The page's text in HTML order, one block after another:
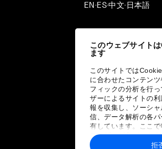
このウェブサイト
ます
このサイトでは
に合わせたコンテン
フィックの分析を行
ザーによるサイトの
報を収集し、ソーシ
信、データ解析の各
有しています。ここで
ユーザーが各パート
報や各パートナーのサ
拒
EN ▪ES▪中文▪ 日本語